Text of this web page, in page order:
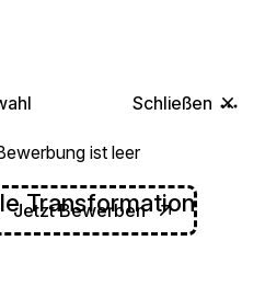
Schließen
ist leer
Jetzt Bewerben
Transformation